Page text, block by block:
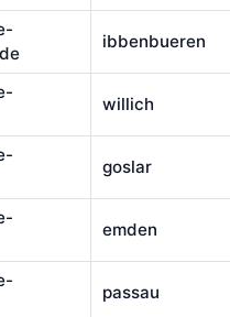
ibbenbueren
willich
goslar
emden
passau